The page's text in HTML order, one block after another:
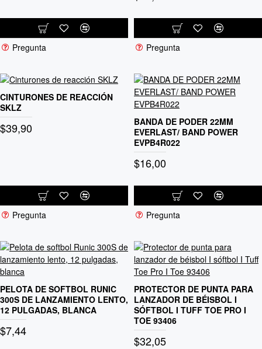
Pregunta Pregunta
CINTURONES DE REACCIÓN
SKLZ
$39,90
Pregunta
BANDA DE PODER 22MM
EVERLAST/ BAND POWER
EVPB4R022
$16,00
Pregunta
PELOTA DE SOFTBOL RUNIC
300S DE LANZAMIENTO LENTO,
12 PULGADAS, BLANCA
$7,44
PROTECTOR DE PUNTA PARA
LANZADOR DE BÉISBOL I
SÓFTBOL I TUFF TOE PRO I
TOE 93406
$32,05